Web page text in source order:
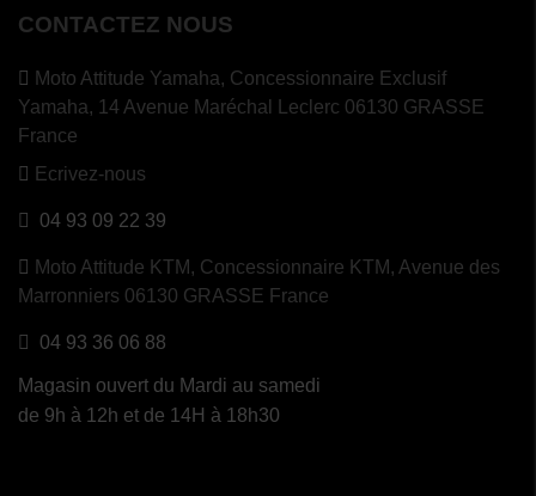
CONTACTEZ NOUS
Moto Attitude Yamaha, Concessionnaire Exclusif
Yamaha, 14 Avenue Maréchal Leclerc 06130 GRASSE
France
Ecrivez-nous
04 93 09 22 39
Moto Attitude KTM, Concessionnaire KTM, Avenue des
Marronniers 06130 GRASSE France
04 93 36 06 88
Magasin ouvert du Mardi au samedi
de 9h à 12h et de 14H à 18h30